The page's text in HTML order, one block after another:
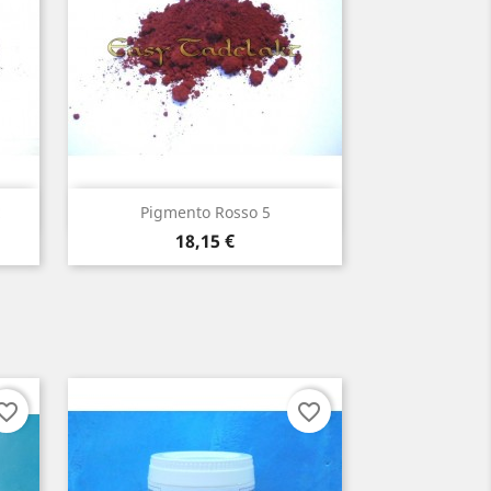
Pigmento Rosso 5
Prezzo
18,15 €
Visualizzazione rapida
favorite_border